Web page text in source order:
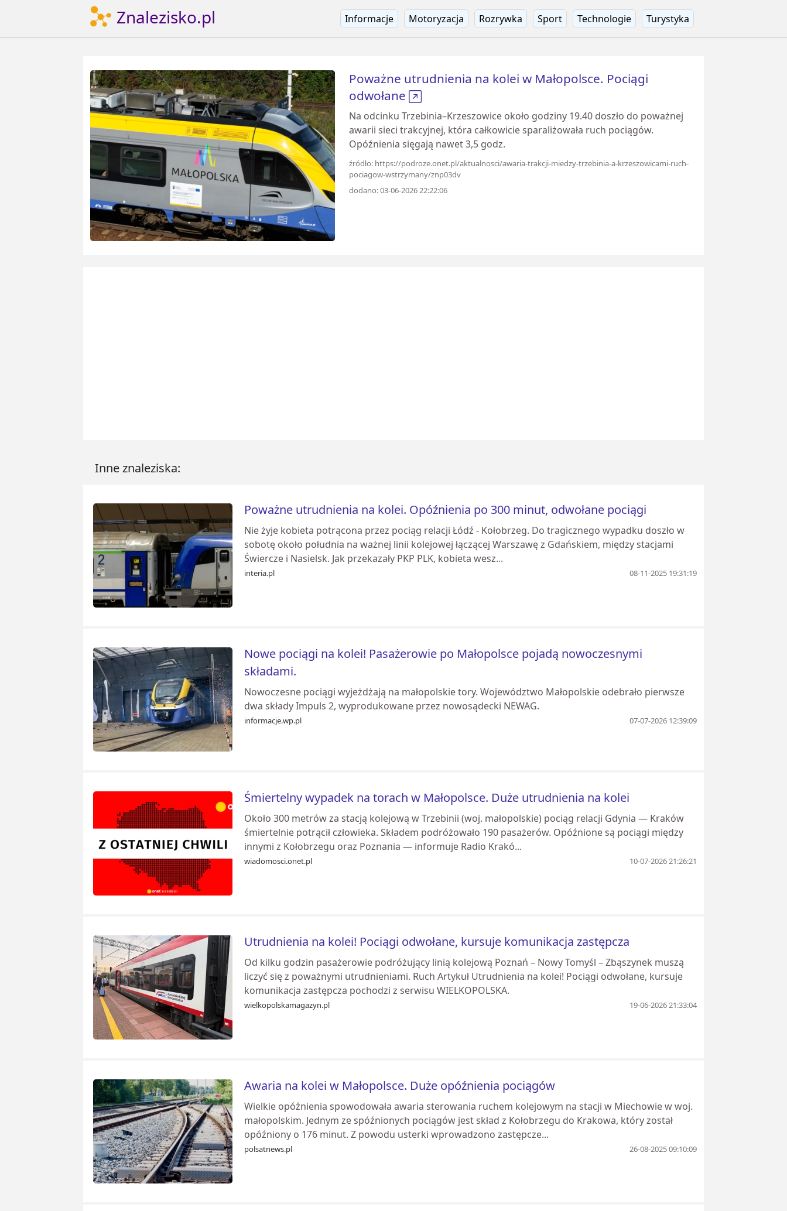
Znalezisko.pl Informacje Motoryzacja Rozrywka Sport Technologie Turystyka
Poważne utrudnienia na kolei w Małopolsce. Pociągi
odwołane
Na odcinku Trzebinia–Krzeszowice około godziny 19.40 doszło do poważnej
awarii sieci trakcyjnej, która całkowicie sparaliżowała ruch pociągów.
Opóźnienia sięgają nawet 3,5 godz.
źródło: https://podroze.onet.pl/aktualnosci/awaria-trakcji-miedzy-trzebinia-a-krzeszowicami-ruch-
pociagow-wstrzymany/znp03dv
dodano: 03-06-2026 22:22:06
Inne znaleziska:
Poważne utrudnienia na kolei. Opóźnienia po 300 minut, odwołane pociągi
Nie żyje kobieta potrącona przez pociąg relacji Łódź - Kołobrzeg. Do tragicznego wypadku doszło w
sobotę około południa na ważnej linii kolejowej łączącej Warszawę z Gdańskiem, między stacjami
Świercze i Nasielsk. Jak przekazały PKP PLK, kobieta wesz...
interia.pl 08-11-2025 19:31:19
Nowe pociągi na kolei! Pasażerowie po Małopolsce pojadą nowoczesnymi
składami.
Nowoczesne pociągi wyjeżdżają na małopolskie tory. Województwo Małopolskie odebrało pierwsze
dwa składy Impuls 2, wyprodukowane przez nowosądecki NEWAG.
informacje.wp.pl 07-07-2026 12:39:09
Śmiertelny wypadek na torach w Małopolsce. Duże utrudnienia na kolei
Około 300 metrów za stacją kolejową w Trzebinii (woj. małopolskie) pociąg relacji Gdynia — Kraków
śmiertelnie potrącił człowieka. Składem podróżowało 190 pasażerów. Opóźnione są pociągi między
innymi z Kołobrzegu oraz Poznania — informuje Radio Krakó...
wiadomosci.onet.pl 10-07-2026 21:26:21
Utrudnienia na kolei! Pociągi odwołane, kursuje komunikacja zastępcza
Od kilku godzin pasażerowie podróżujący linią kolejową Poznań – Nowy Tomyśl – Zbąszynek muszą
liczyć się z poważnymi utrudnieniami. Ruch Artykuł Utrudnienia na kolei! Pociągi odwołane, kursuje
komunikacja zastępcza pochodzi z serwisu WIELKOPOLSKA.
wielkopolskamagazyn.pl 19-06-2026 21:33:04
Awaria na kolei w Małopolsce. Duże opóźnienia pociągów
Wielkie opóźnienia spowodowała awaria sterowania ruchem kolejowym na stacji w Miechowie w woj.
małopolskim. Jednym ze spóźnionych pociągów jest skład z Kołobrzegu do Krakowa, który został
opóźniony o 176 minut. Z powodu usterki wprowadzono zastępcze...
polsatnews.pl 26-08-2025 09:10:09